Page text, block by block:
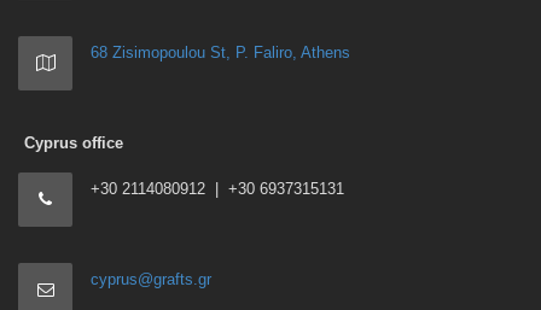
68 Zisimopoulou St, P. Faliro, Athens
Cyprus office
+30 2114080912 | +30 6937315131
cyprus@grafts.gr